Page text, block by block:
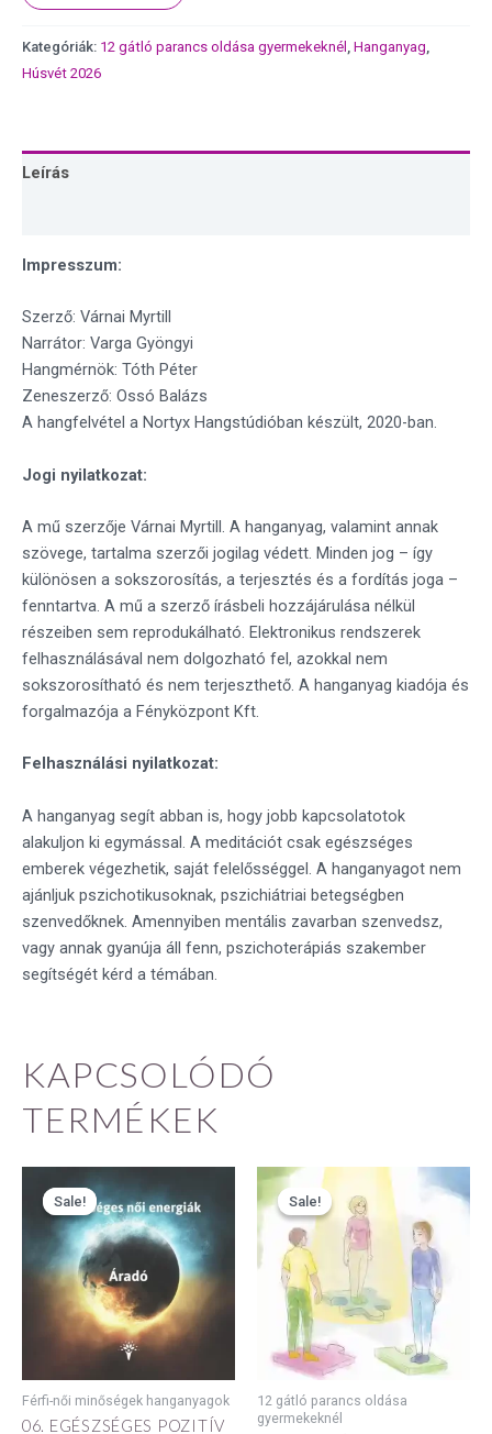
Kategóriák: 12 gátló parancs oldása gyermekeknél Hanganyag
Húsvét 2026
Leírás
Impresszum:
Szerző: Várnai Myrtill
Narrátor: Varga Gyöngyi
Hangmérnök: Tóth Péter
Zeneszerző: Ossó Balázs
A hangfelvétel a Nortyx Hangstúdióban készült, 2020-ban.
Jogi nyilatkozat:
A mű szerzője Várnai Myrtill. A hanganyag, valamint annak
szövege, tartalma szerzői jogilag védett. Minden jog – így
különösen a sokszorosítás, a terjesztés és a fordítás joga –
fenntartva. A mű a szerző írásbeli hozzájárulása nélkül
részeiben sem reprodukálható. Elektronikus rendszerek
felhasználásával nem dolgozható fel, azokkal nem
sokszorosítható és nem terjeszthető. A hanganyag kiadója és
forgalmazója a Fényközpont Kft.
Felhasználási nyilatkozat:
A hanganyag segít abban is, hogy jobb kapcsolatotok
alakuljon ki egymással. A meditációt csak egészséges
emberek végezhetik, saját felelősséggel. A hanganyagot nem
ajánljuk pszichotikusoknak, pszichiátriai betegségben
szenvedőknek. Amennyiben mentális zavarban szenvedsz,
vagy annak gyanúja áll fenn, pszichoterápiás szakember
segítségét kérd a témában.
KAPCSOLÓDÓ
TERMÉKEK
Sale!
Sale!
Férfi-női minőségek hanganyagok
06. EGÉSZSÉGES POZITÍV
price
was:
5990 Ft.
price
is:
4493 Ft.
Sale!
Sale!
12 gátló parancs oldása
gyermekeknél
Original
price
was:
3990 Ft.
price
is:
2993 Ft.